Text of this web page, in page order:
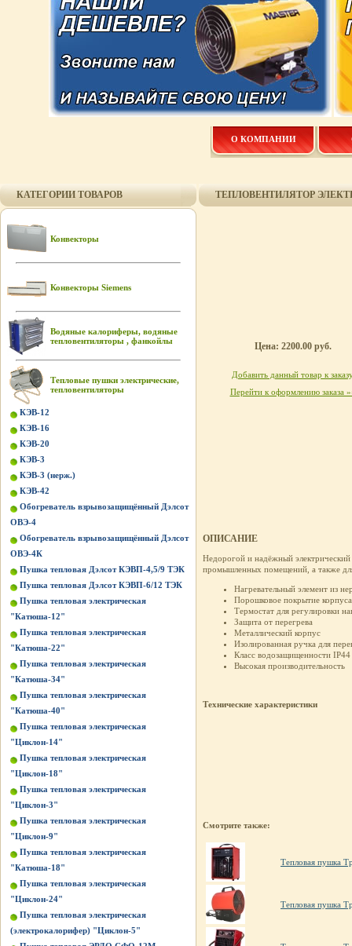
О КОМПАНИИ
КАТЕГОРИИ ТОВАРОВ
Конвекторы
Конвекторы Siemens
Водяные калориферы, водяные
тепловентиляторы , фанкойлы
Тепловые пушки электрические,
тепловентиляторы
КЭВ-12
КЭВ-16
КЭВ-20
КЭВ-3
КЭВ-3 (нерж.)
КЭВ-42
Обогреватель взрывозащищённый Дэлсот
ОВЭ-4
Обогреватель взрывозащищённый Дэлсот
ОВЭ-4К
Пушка тепловая Дэлсот КЭВП-4,5/9 ТЭК
Пушка тепловая Дэлсот КЭВП-6/12 ТЭК
Пушка тепловая электрическая
"Катюша-12"
Пушка тепловая электрическая
"Катюша-22"
Пушка тепловая электрическая
"Катюша-34"
Пушка тепловая электрическая
"Катюша-40"
Пушка тепловая электрическая
"Циклон-14"
Пушка тепловая электрическая
"Циклон-18"
Пушка тепловая электрическая
"Циклон-3"
Пушка тепловая электрическая
"Циклон-9"
Пушка тепловая электрическая
"Катюша-18"
Пушка тепловая электрическая
"Циклон-24"
Пушка тепловая электрическая
(электрокалорифер) "Циклон-5"
ТЕПЛОВЕНТИЛЯТОР
Цена: 2200.00 руб.
Добавить данный товар к
Перейти к оформлению заказа
ОПИСАНИЕ
Недорогой и надёжный
промышленных помещений, а также
Нагревательный элемент из
Порошковое покрытие корпуса
Термостат для регулировки
Защита от перегрева
Металлический корпус
Изолированная ручка для
Класс водозащищенности IP44
Высокая производительность
Технические характеристики
Смотрите также:
Тепловая пушка
Тепловая пушка